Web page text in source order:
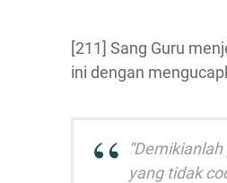
[211] Sang Guru
ini dengan
yang tidak